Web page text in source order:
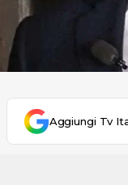
Aggiungi Tv